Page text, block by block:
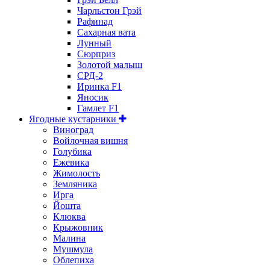
Чарльстон Грэй
Рафинад
Сахарная вата
Лунный
Сюрприз
Золотой малыш
СРД-2
Иринка F1
Яносик
Гамлет F1
Ягодные кустарники
Виноград
Войлочная вишня
Голубика
Ежевика
Жимолость
Земляника
Ирга
Йошта
Клюква
Крыжовник
Малина
Мушмула
Облепиха